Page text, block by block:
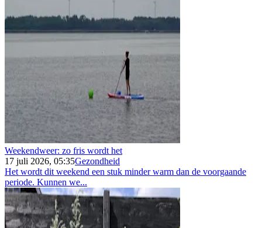
Weekendweer: zo fris wordt het
17 juli 2026, 05:35Gezondheid
Het wordt dit weekend een stuk minder warm dan de voorgaande
periode. Kunnen we...